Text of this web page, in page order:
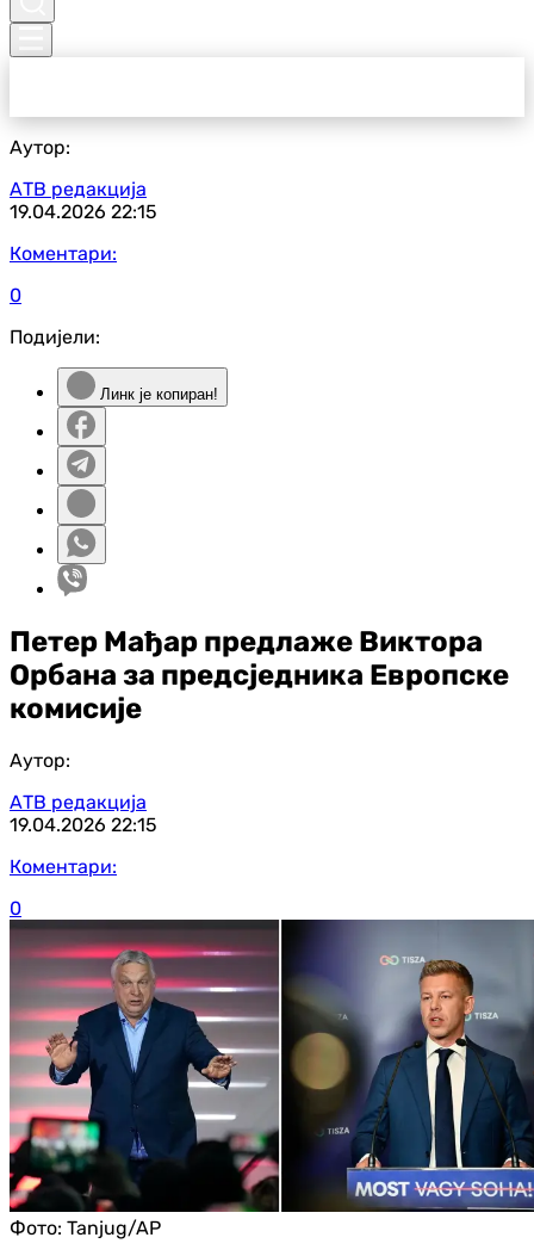
Аутор:
АТВ редакција
19.04.2026 22:15
Коментари:
0
Подијели:
Линк је копиран!
Петер Мађар предлаже Виктора
Орбана за предсједника Европске
комисије
Аутор:
АТВ редакција
19.04.2026 22:15
Коментари:
0
Фото: Tanjug/AP